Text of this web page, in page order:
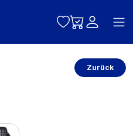
Toggle
Zurück